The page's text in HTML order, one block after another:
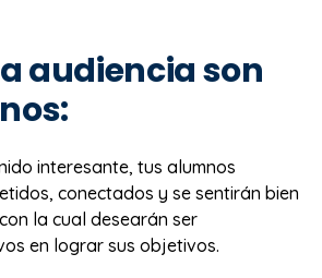
audiencia son
interesante, tus alumnos
conectados y se sentirán bien
la cual desearán ser
en lograr sus objetivos.